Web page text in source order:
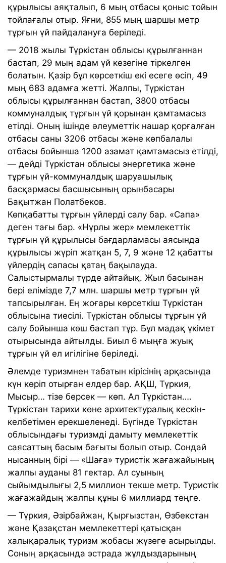
құрылысы аяқталып, 6 мың отбасы қоныс тойын
тойлағалы отыр. Яғни, 855 мың шаршы метр
тұрғын үй пайдалануға беріледі.
— 2018 жылы Түркістан облысы құрылғаннан
бастап, 29 мың адам үй кезегіне тіркелген
болатын. Қазір бұл көрсеткіш екі есеге өсіп, 49
мың 683 адамға жетті. Жалпы, Түркістан
облысы құрылғаннан бастап, 3800 отбасы
коммуналдық тұрғын үй қорынан қамтамасыз
етілді. Оның ішінде әлеуметтік нашар қорғалған
отбасы саны 3206 отбасы және көпбалалы
отбасы бойынша 1200 азамат қамтамасыз етілді,
— дейді Түркістан облысы энергетика және
тұрғын үй-коммуналдық шаруашылық
басқармасы басшысының орынбасары
Бақытжан Полатбеков.
Көпқабатты тұрғын үйлерді салу бар. «Сапа»
деген тағы бар. «Нұрлы жер» мемлекеттік
тұрғын үй құрылысы бағдарламасы аясында
құрылысы жүріп жатқан 5, 7, 9 және 12 қабатты
үйлердің сапасы қатаң бақылауда.
Салыстырмалы түрде айтайық. Жыл басынан
бері елімізде 7,7 млн. шаршы метр тұрғын үй
тапсырылған. Ең жоғары көрсеткіш Түркістан
облысына тиесілі. Түркістан облысы тұрғын үй
салу бойынша көш бастап тұр. Бұл мадақ үкімет
отырысында айтылды. Биыл 6 мыңға жуық
тұрғын үй ел игілігіне беріледі.
Әлемде туризмнен табатын кiрiсінiң арқасында
күн көрiп отырған елдер бар. АҚШ, Түркия,
Мысыр… тізе берсек — көп. Ал Түркістан….
Түркістан тарихи көне архитектуралық кескін-
келбетімен ерекшеленеді. Бүгінде Түркістан
облысындағы туризмді дамыту мемлекеттік
саясаттың басым бағыты болып отыр. Сондай
нысанның бірі — «Шаға» туристік жағажайының
жалпы ауданы 81 гектар. Ал суының
сыйымдылығы 2,5 миллион текше метр. Туристік
жағажайдың жалпы құны 6 миллиард теңге.
— Түркия, Әзірбайжан, Қырғызстан, Өзбекстан
және Қазақстан мемлекеттері қатысқан
халықаралық туризм жобасы жүзеге асырылды.
Соның арқасында эстрада жұлдыздарының